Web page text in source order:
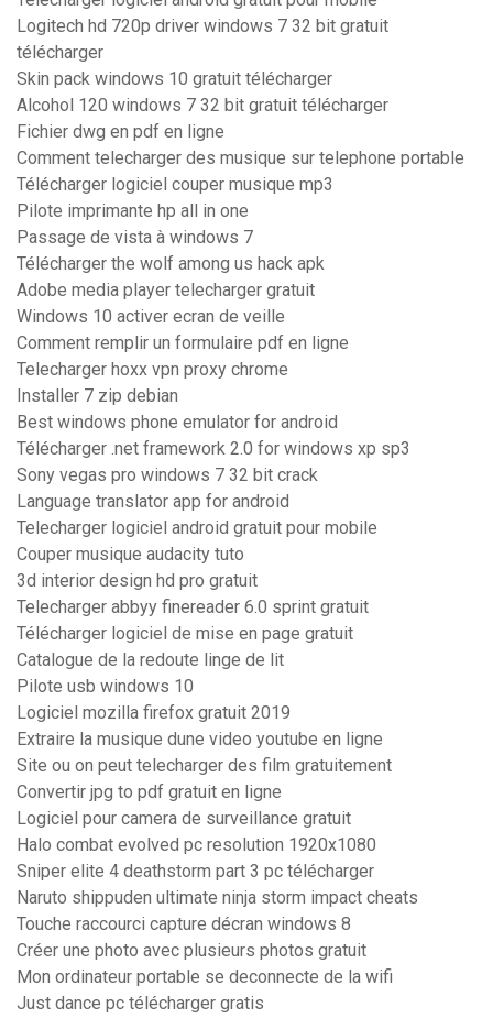
Logitech hd 720p driver windows 7 32 bit gratuit
télécharger
Skin pack windows 10 gratuit télécharger
Alcohol 120 windows 7 32 bit gratuit télécharger
Fichier dwg en pdf en ligne
Comment telecharger des musique sur telephone portable
Télécharger logiciel couper musique mp3
Pilote imprimante hp all in one
Passage de vista à windows 7
Télécharger the wolf among us hack apk
Adobe media player telecharger gratuit
Windows 10 activer ecran de veille
Comment remplir un formulaire pdf en ligne
Telecharger hoxx vpn proxy chrome
Installer 7 zip debian
Best windows phone emulator for android
Télécharger .net framework 2.0 for windows xp sp3
Sony vegas pro windows 7 32 bit crack
Language translator app for android
Telecharger logiciel android gratuit pour mobile
Couper musique audacity tuto
3d interior design hd pro gratuit
Telecharger abbyy finereader 6.0 sprint gratuit
Télécharger logiciel de mise en page gratuit
Catalogue de la redoute linge de lit
Pilote usb windows 10
Logiciel mozilla firefox gratuit 2019
Extraire la musique dune video youtube en ligne
Site ou on peut telecharger des film gratuitement
Convertir jpg to pdf gratuit en ligne
Logiciel pour camera de surveillance gratuit
Halo combat evolved pc resolution 1920x1080
Sniper elite 4 deathstorm part 3 pc télécharger
Naruto shippuden ultimate ninja storm impact cheats
Touche raccourci capture décran windows 8
Créer une photo avec plusieurs photos gratuit
Mon ordinateur portable se deconnecte de la wifi
Just dance pc télécharger gratis